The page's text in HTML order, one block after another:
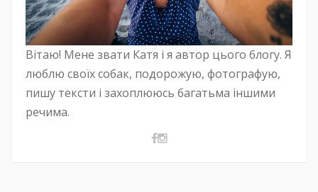
Вітаю! Мене звати Катя і я автор цього блогу. Я
люблю своїх собак, подорожую, фотографую,
пишу тексти і захоплююсь багатьма іншими
речима.